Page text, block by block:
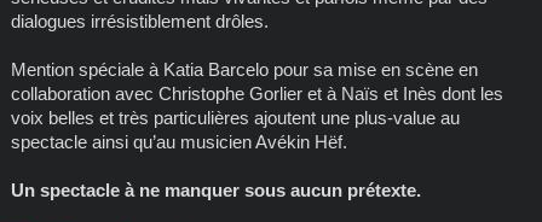
dialogues irrésistiblement drôles.
Mention spéciale à Katia Barcelo pour sa mise en scène en
collaboration avec Christophe Gorlier et à Naïs et Inès dont les
voix belles et très particulières ajoutent une plus-value au
spectacle ainsi qu’au musicien Avékin Hëf.
Un spectacle à ne manquer sous aucun prétexte.